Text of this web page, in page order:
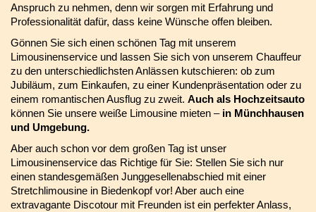
Anspruch zu nehmen, denn wir sorgen mit Erfahrung und
Professionalität dafür, dass keine Wünsche offen bleiben.
Gönnen Sie sich einen schönen Tag mit unserem
Limousinenservice und lassen Sie sich von unserem Chauffeur
zu den unterschiedlichsten Anlässen kutschieren: ob zum
Jubiläum, zum Einkaufen, zu einer Kundenpräsentation oder zu
einem romantischen Ausflug zu zweit. Auch als Hochzeitsauto
können Sie unsere weiße Limousine mieten – in Münchhausen
und Umgebung.
Aber auch schon vor dem großen Tag ist unser
Limousinenservice das Richtige für Sie: Stellen Sie sich nur
einen standesgemäßen Junggesellenabschied mit einer
Stretchlimousine in Biedenkopf vor! Aber auch eine
extravagante Discotour mit Freunden ist ein perfekter Anlass,